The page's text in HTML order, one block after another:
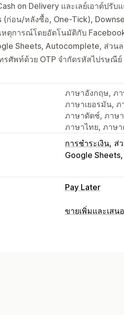
on Delivery และเลย์เอาต์ปรับ
(ก่อน/หลังซื้อ, One-Tick),
หตุการณ์โดยอัตโนมัติกับ
Sheets, Autocomplete, ส่วน
รศัพท์ด้วย OTP จำกัดรหัสไปรษณีย์
ภาษาอังกฤษ, ภา
ภาษาเยอรมัน,
ภาษาดัตช์, ภาษ
ภาษาไทย, ภาษ
การชำระเงิน ส่
Google Sheets
Pay Later
การจัดการ COD
ขายเพิ่มและเส